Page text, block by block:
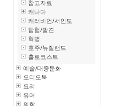
참고자료
캐나다
캐러비언/서인도
탐험/발견
혁명
호주/뉴질랜드
홀로코스트
예술/대중문화
오디오북
요리
유머
의학